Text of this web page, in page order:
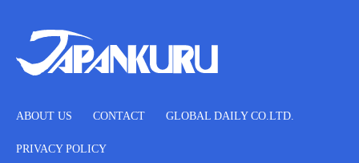
ABOUT US CONTACT GLOBAL DAILY CO.LTD.
PRIVACY POLICY